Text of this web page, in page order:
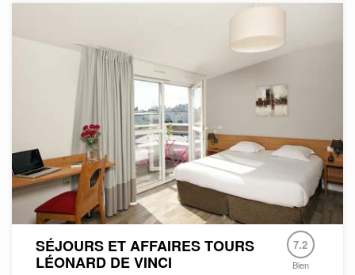
SÉJOURS ET AFFAIRES TOURS
LÉONARD DE VINCI
7.2
Bien